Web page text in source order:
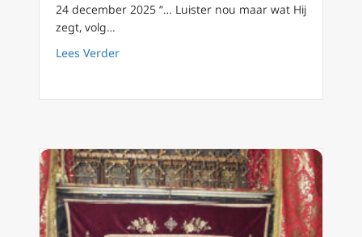
24 december 2025 “… Luister nou maar wat Hij
zegt, volg…
Lees Verderabout Dag 25 van de Advent: Volg de weg